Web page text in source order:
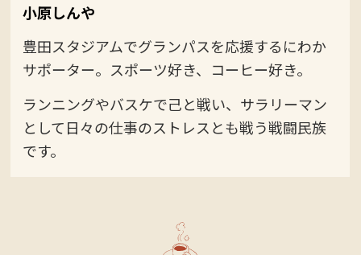
小原しんや
豊田スタジアムでグランパスを応援するにわか
サポーター。スポーツ好き、コーヒー好き。
ランニングやバスケで己と戦い、サラリーマン
として日々の仕事のストレスとも戦う戦闘民族
です。